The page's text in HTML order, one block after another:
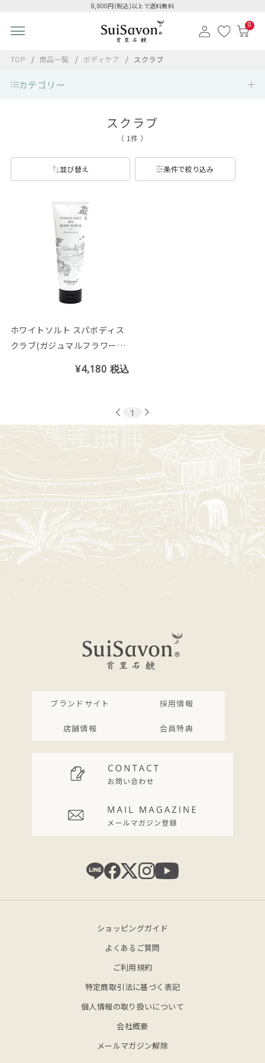
8,800円(税込)以上で送料無料
0
TOP 商品一覧 ボディケア スクラブ
カテゴリー
スクラブ
（ 1件 ）
並び替え 条件で絞り込み
ホワイトソルト スパボディス
クラブ(ガジュマルフラワーの
¥4,180 税込
1
ブランドサイト 採用情報
店舗情報 会員特典
ショッピングガイド
よくあるご質問
ご利用規約
特定商取引法に基づく表記
個人情報の取り扱いについて
会社概要
メールマガジン解除